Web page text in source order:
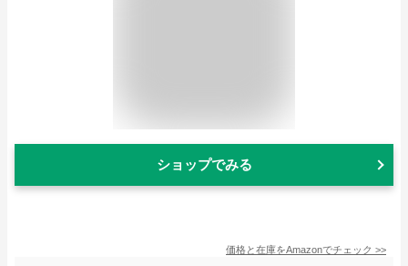
ショップでみる
価格と在庫をAmazonでチェック >>